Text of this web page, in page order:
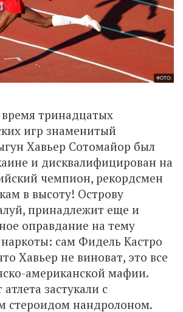
ФОТО:
время тринадцатых
игр знаменитый
Хавьер Сотомайор был
и дисквалифицирован на
чемпион, рекордсмен
в высоту! Острову
принадлежит еще и
оправдание на тему
сам Фидель Кастро
Хавьер не виноват, это все
американской мафии.
застукали с
стероидом нандролоном.